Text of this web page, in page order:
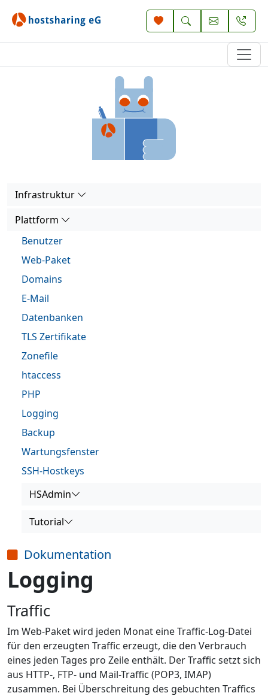
Infrastruktur
Plattform
Benutzer
Web-Paket
Domains
E-Mail
Datenbanken
TLS Zertifikate
Zonefile
htaccess
PHP
Logging
Backup
Wartungsfenster
SSH-Hostkeys
HSAdmin
Tutorial
Dokumentation
Logging
Traffic
Im Web-Paket wird jeden Monat eine Traffic-Log-Datei
für den erzeugten Traffic erzeugt, die den Verbrauch
eines jeden Tages pro Zeile enthält. Der Traffic setzt sich
aus HTTP-, FTP- und Mail-Traffic (POP3, IMAP)
zusammen. Bei Überschreitung des gebuchten Traffics